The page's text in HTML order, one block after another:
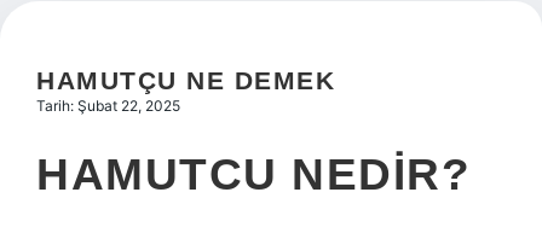
Hakkımızda
HAMUTÇU NE DEMEK
Tarih: Şubat 22, 2025
HAMUTCU NEDIR?